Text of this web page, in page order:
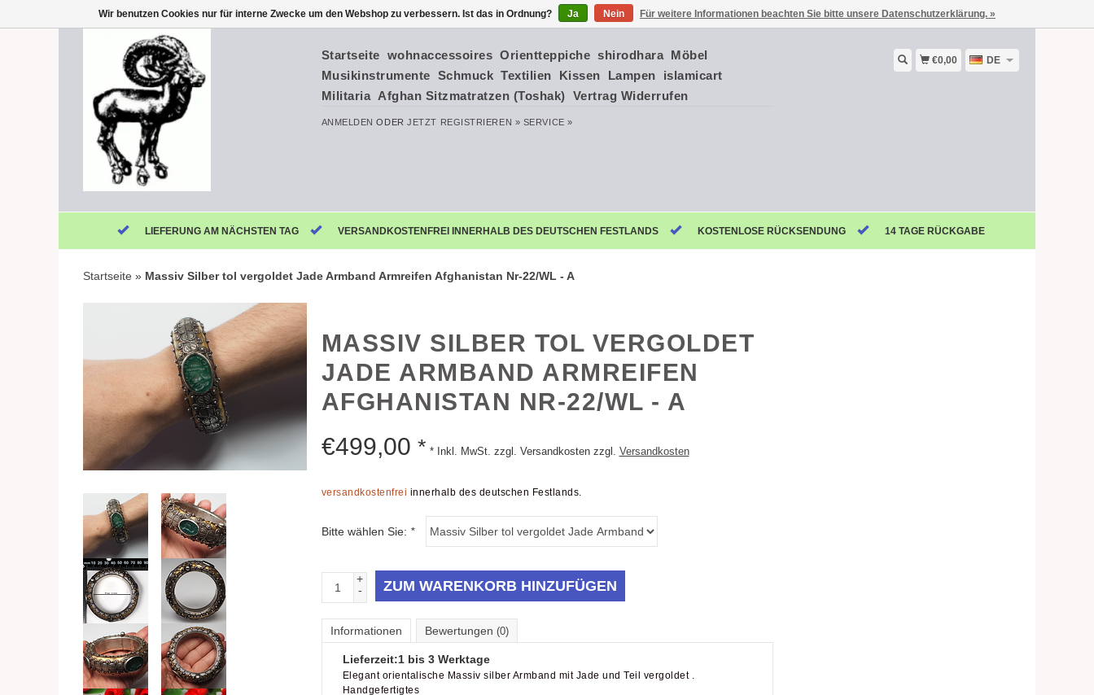
Startseite wohnaccessoires Orientteppiche shirodhara Möbel
Musikinstrumente Schmuck Textilien Kissen Lampen
islamicart
Militaria Afghan Sitzmatratzen (Toshak) Vertrag Widerrufen
ANMELDEN ODERJETZT REGISTRIEREN » SERVICE »
€0,00 DE
LIEFERUNG AM NÄCHSTEN TAG VERSANDKOSTENFREI INNERHALB DES DEUTSCHEN FESTLANDS KOSTENLOSE RÜCKSENDUNG 14 TAGE RÜCKGABE
Startseite » Massiv Silber tol vergoldet Jade Armband Armreifen Afghanistan Nr-22/WL - A
MASSIV SILBER TOL VERGOLDET
JADE ARMBAND ARMREIFEN
AFGHANISTAN NR-22/WL - A
€499,00 * * Inkl. MwSt. zzgl. Versandkosten zzgl. Versandkosten
versandkostenfrei innerhalb des deutschen Festlands.
Bitte wählen Sie: *
+
-
ZUM WARENKORB HINZUFÜGEN
Informationen Bewertungen (0)
Lieferzeit:1 bis 3 Werktage
Elegant orientalische Massiv silber Armband mit Jade und Teil vergoldet .
Handgefertigtes
Wir benutzen Cookies nur für interne Zwecke um den Webshop zu verbessern. Ist das in Ordnung? Ja Nein Für weitere Informationen beachten Sie bitte unsere Datenschutzerklärung. »